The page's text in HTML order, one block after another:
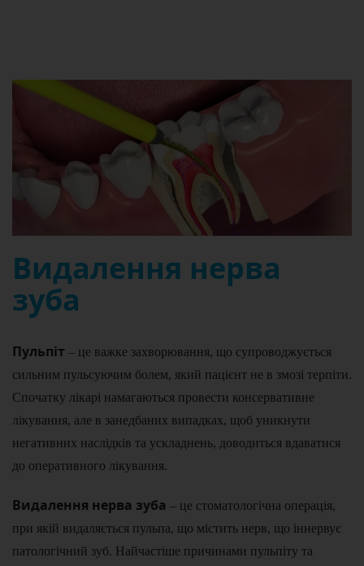
Видалення нерва
зуба
Пульпіт – це важке захворювання, що супроводжується
сильним пульсуючим болем, який пацієнт не в змозі терпіти.
Спочатку лікарі намагаються провести консервативне
лікування, але в занедбаних випадках, щоб уникнути
негативних наслідків та ускладнень, доводиться вдаватися
до оперативного лікування.
Видалення нерва зуба – це стоматологічна операція,
при якій видаляється пульпа, що містить нерв, що іннервує
патологічний зуб. Найчастіше причинами пульпіту та